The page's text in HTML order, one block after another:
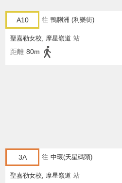
A10 往 鴨脷洲 (利樂街)
聖嘉勒女校, 摩星嶺道 站
距離 80m
3A 往 中環(天星碼頭)
聖嘉勒女校, 摩星嶺道 站